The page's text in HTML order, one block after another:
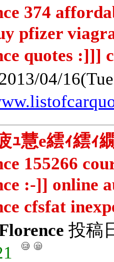
374
pfizer
quotes :]]]
04/
ｭ慧e繧ｨ繧ｨ
155266
:-]] online
cfsfat
投稿